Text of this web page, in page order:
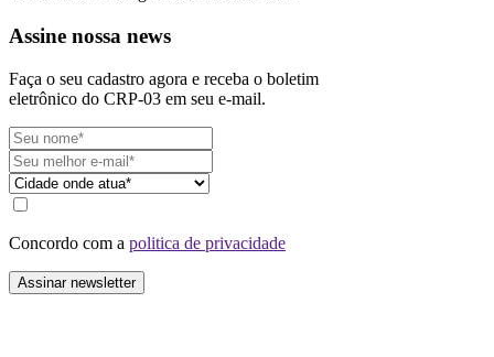
Assine nossa news
Faça o seu cadastro agora e receba o boletim
eletrônico do CRP-03 em seu e-mail.
Concordo com a politica de privacidade